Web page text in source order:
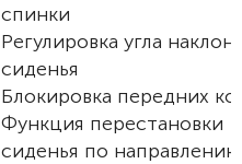
спинки
Регулировка угла
сиденья
Блокировка передних
Функция перестановки
сиденья по направлению